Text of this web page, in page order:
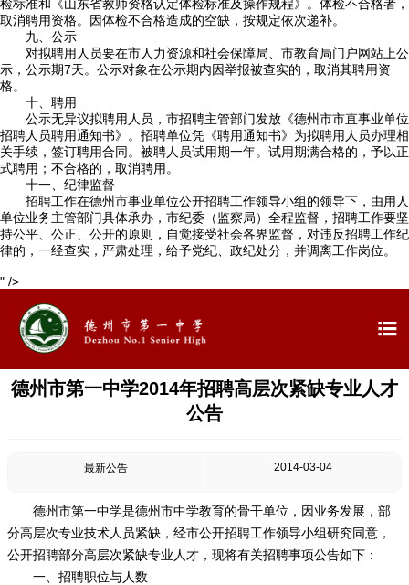
检标准和《山东省教师资格认定体检标准及操作规程》。体检不合格者，
取消聘用资格。因体检不合格造成的空缺，按规定依次递补。
九、公示
对拟聘用人员要在市人力资源和社会保障局、市教育局门户网站上公
示，公示期7天。公示对象在公示期内因举报被查实的，取消其聘用资
格。
十、聘用
公示无异议拟聘用人员，市招聘主管部门发放《德州市市直事业单位
招聘人员聘用通知书》。招聘单位凭《聘用通知书》为拟聘用人员办理相
关手续，签订聘用合同。被聘人员试用期一年。试用期满合格的，予以正
式聘用；不合格的，取消聘用。
十一、纪律监督
招聘工作在德州市事业单位公开招聘工作领导小组的领导下，由用人
单位业务主管部门具体承办，市纪委（监察局）全程监督，招聘工作要坚
持公平、公正、公开的原则，自觉接受社会各界监督，对违反招聘工作纪
律的，一经查实，严肃处理，给予党纪、政纪处分，并调离工作岗位。
" />

德州市第一中学2014年招聘高层次紧缺专业人才
公告
最新公告 2014-03-04
德州市第一中学是德州市中学教育的骨干单位，因业务发展，部
分高层次专业技术人员紧缺，经市公开招聘工作领导小组研究同意，
公开招聘部分高层次紧缺专业人才，现将有关招聘事项公告如下：
一、招聘职位与人数